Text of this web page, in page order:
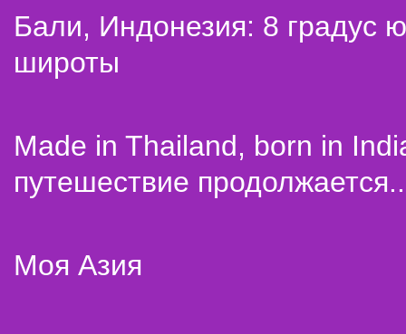
Бали, Индонезия: 8 градус
широты
Made in Thailand, born in
путешествие
Моя Азия